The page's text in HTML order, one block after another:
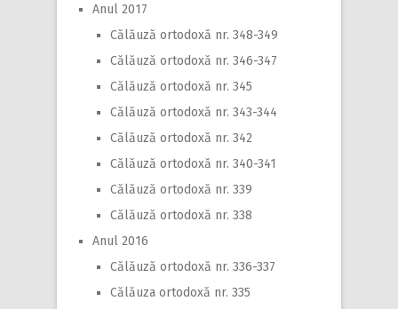
Anul 2017
Călăuză ortodoxă nr. 348-349
Călăuză ortodoxă nr. 346-347
Călăuză ortodoxă nr. 345
Călăuză ortodoxă nr. 343-344
Călăuză ortodoxă nr. 342
Călăuză ortodoxă nr. 340-341
Călăuză ortodoxă nr. 339
Călăuză ortodoxă nr. 338
Anul 2016
Călăuză ortodoxă nr. 336-337
Călăuza ortodoxă nr. 335